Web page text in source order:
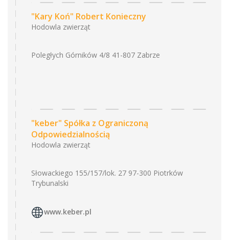
"Kary Koń" Robert Konieczny
Hodowla zwierząt
Poległych Górników 4/8 41-807 Zabrze
"keber" Spółka z Ograniczoną
Odpowiedzialnością
Hodowla zwierząt
Słowackiego 155/157/lok. 27 97-300 Piotrków
Trybunalski
www.keber.pl